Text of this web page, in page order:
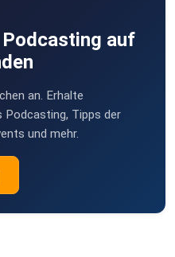
Podcasting auf
an. Erhalte
Podcasting, Tipps der
und mehr.